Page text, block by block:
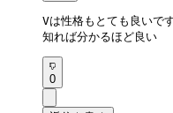
Vは性格もとても良いです
知れば分かるほど良い
0